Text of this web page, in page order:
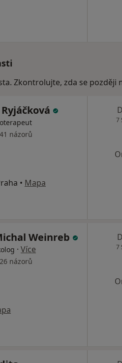
Zkontrolujte, zda se později
41 názorů
• Mapa
7
Weinreb
· Více
26 názorů
7